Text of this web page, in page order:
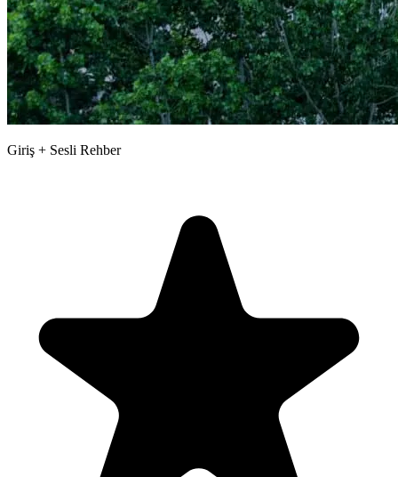
Giriş + Sesli Rehber